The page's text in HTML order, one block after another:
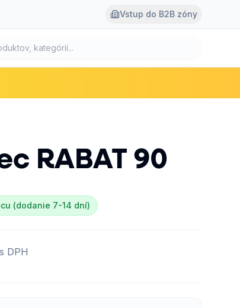
Vstup do B2B zóny
RABAT 90
(dodanie 7-14 dní)
DPH